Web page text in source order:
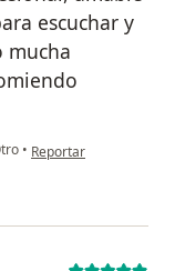
escuchar y
mucha
• en opinión del usuario
Reportar